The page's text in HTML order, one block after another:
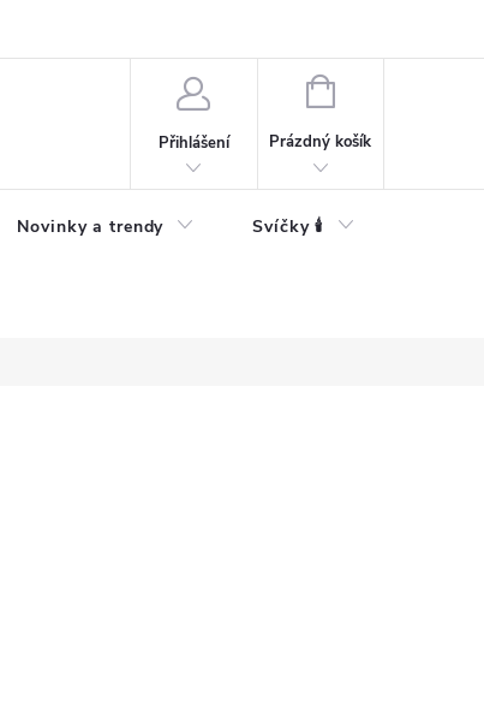
Přihlášení
NÁKUPNÍ
Prázdný košík
Novinky a trendy Svíčky 🕯️